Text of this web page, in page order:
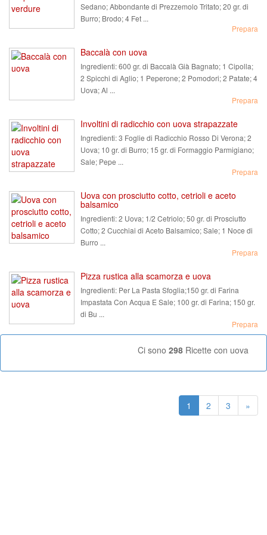
Sedano; Abbondante di Prezzemolo Tritato; 20 gr. di
Burro; Brodo; 4 Fet ...
Prepara
Baccalà con uova
Ingredienti:600 gr. di Baccalà Già Bagnato; 1 Cipolla;
2 Spicchi di Aglio; 1 Peperone; 2 Pomodori; 2 Patate; 4
Uova; Al ...
Prepara
Involtini di radicchio con uova strapazzate
Ingredienti:3 Foglie di Radicchio Rosso Di Verona; 2
Uova; 10 gr. di Burro; 15 gr. di Formaggio Parmigiano;
Sale; Pepe ...
Prepara
Uova con prosciutto cotto, cetrioli e aceto
balsamico
Ingredienti:2 Uova; 1/2 Cetriolo; 50 gr. di Prosciutto
Cotto; 2 Cucchiai di Aceto Balsamico; Sale; 1 Noce di
Burro ...
Prepara
Pizza rustica alla scamorza e uova
Ingredienti: Per La Pasta Sfoglia;150 gr. di Farina
Impastata Con Acqua E Sale; 100 gr. di Farina; 150 gr.
di Bu ...
Prepara
Ci sono 298 Ricette con uova
1 2 3 »